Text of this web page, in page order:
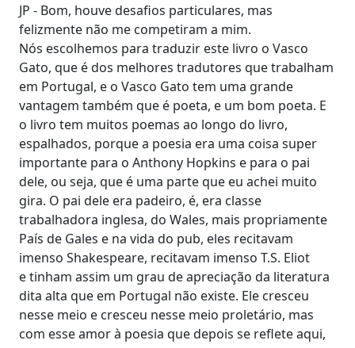
JP - Bom, houve desafios particulares, mas
felizmente não me competiram a mim.
Nós escolhemos para traduzir este livro o Vasco
Gato, que é dos melhores tradutores que trabalham
em Portugal, e o Vasco Gato tem uma grande
vantagem também que é poeta, e um bom poeta. E
o livro tem muitos poemas ao longo do livro,
espalhados, porque a poesia era uma coisa super
importante para o Anthony Hopkins e para o pai
dele, ou seja, que é uma parte que eu achei muito
gira. O pai dele era padeiro, é, era classe
trabalhadora inglesa, do Wales, mais propriamente
País de Gales e na vida do pub, eles recitavam
imenso Shakespeare, recitavam imenso T.S. Eliot
e tinham assim um grau de apreciação da literatura
dita alta que em Portugal não existe. Ele cresceu
nesse meio e cresceu nesse meio proletário, mas
com esse amor à poesia que depois se reflete aqui,